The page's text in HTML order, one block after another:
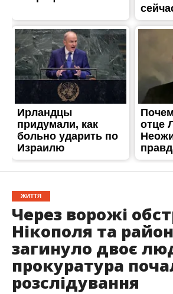
ЖИТТЯ
Через ворожі
Нікополя та
загинуло двоє
прокуратура
розслідування